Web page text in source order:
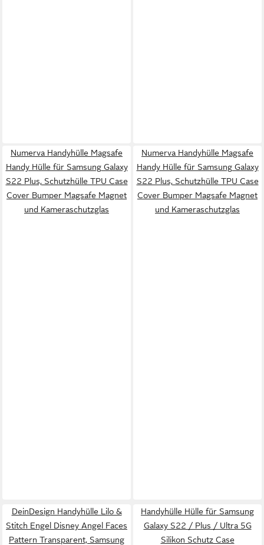
Numerva Handyhülle Magsafe
Handy Hülle für Samsung Galaxy
S22 Plus, Schutzhülle TPU Case
Cover Bumper Magsafe Magnet
und Kameraschutzglas
Numerva Handyhülle Magsafe
Handy Hülle für Samsung Galaxy
S22 Plus, Schutzhülle TPU Case
Cover Bumper Magsafe Magnet
und Kameraschutzglas
DeinDesign Handyhülle Lilo &
Stitch Engel Disney Angel Faces
Pattern Transparent, Samsung
Handyhülle Hülle für Samsung
Galaxy S22 / Plus / Ultra 5G
Silikon Schutz Case